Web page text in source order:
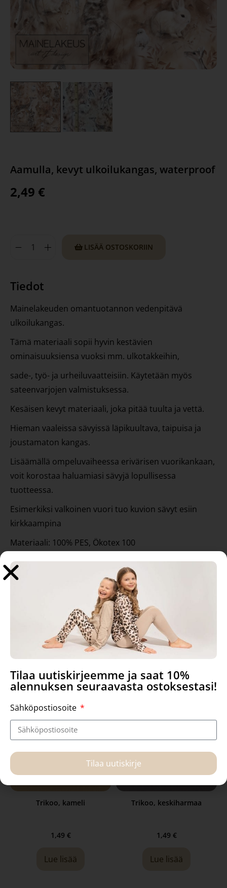
Aamulla, kevyt ulkoilukangas, waterproof
2,49 €
LISÄÄ OSTOSKORIIN
Tiedot
Mainelakeuden omantuotannon vedenpitävä
ulkoilukangas.
Tämä materiaali sopii hyvin kestävien
ominaisuuksiensa vuoksi mm. ulkotakkeihin,
sade-, työ- ja urheiluvaatteisiin. Käytetään myös
sateenvarjojen valmistuksessa.
Kesäisen kevyt materiaali, joka pitää tuulta ja vettä.
Hieman vaaleissa sävyissä läpikuultava, taipuisa ja
joustamaton kangas.
Lisäämällä ompeluvaiheessa erivärisen vuorikankaan,
voit korostaa haluamiasi sävyjä lopullisessa
tuotteessa.
Esimerkiksi valkoinen vuori tuo kuvion sävyt esiin
kirkkaampina
Materiaali: 100% PES, Ökotex 100
Kankaan leveys: 150cm, paino: 60g/m2
Suunnittelija: Hanna-Maria Mainelakeus
Tilausyksikkö 10cm, 1kpl on 10cm, 10kpl on 1m jne..
Tutustu myös
Trikoo, kameli
1,49 €
Lue lisää
Trikoo, keskiharmaa
1,49 €
Lue lisää
Tilaa uutiskirjeemme ja saat 10%
alennuksen seuraavasta ostoksestasi!
Sähköpostiosoite
Tilaa uutiskirje